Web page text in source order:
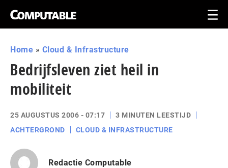
Home » Cloud & Infrastructure
Bedrijfsleven ziet heil in
mobiliteit
25 AUGUSTUS 2006 - 07:17
3 MINUTEN LEESTIJD
ACHTERGROND
CLOUD & INFRASTRUCTURE
Redactie Computable